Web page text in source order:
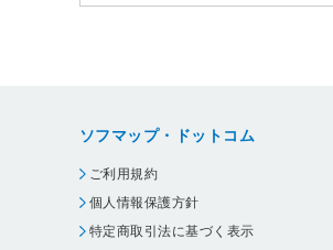
ソフマップ・ドットコム
ご利用規約
個人情報保護方針
特定商取引法に基づく表示